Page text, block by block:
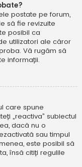
postate pe forum,
să fie revizuite
posibil ca
utilizatori ale căror
Vă rugăm să
informații.
care spune
„reactiva” subiectul
dacă nu o
sau timpul
este posibil să
însă citiți regulile